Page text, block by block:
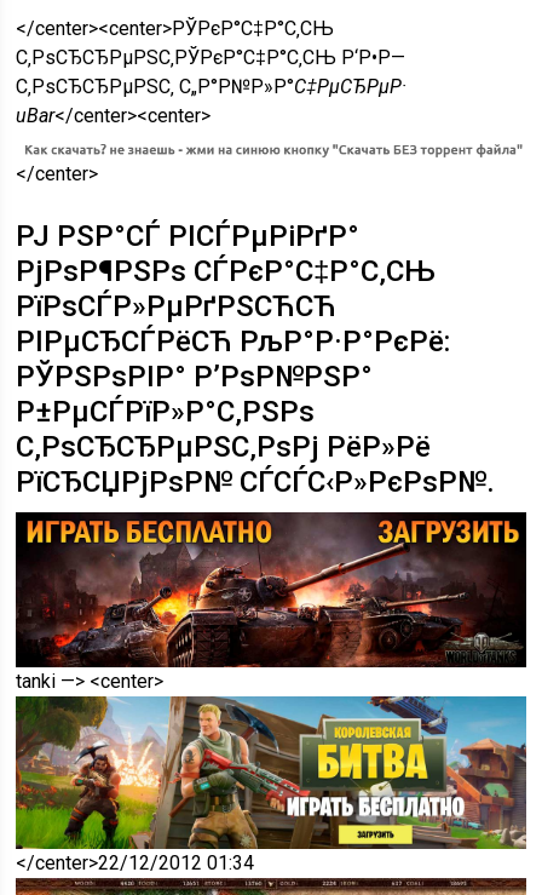
</center><center>РЎРєР°С‡Р°С‚СЊ
С‚РѕСЂСЂРµРЅС‚РЎРєР°С‡Р°С‚СЊ Р‘Р•Р—
С‚РѕСЂСЂРµРЅС‚ С„Р°Р№Р»Р°С‡РµСЂРµР·
uBar</center><center>
</center>
РЈ РЅР°СЃ РІСЃРµРіРґР°
РјРѕР¶РЅРѕ СЃРєР°С‡Р°С‚СЊ
РїРѕСЃР»РµРґРЅСЋСЋ
РІРµСЂСЃРёСЋ РљР°Р·Р°РєРё:
РЎРЅРѕРІР° Р’РѕР№РЅР°
Р±РµСЃРїР»Р°С‚РЅРѕ
С‚РѕСЂСЂРµРЅС‚РѕРј РёР»Рё
РїСЂСЏРјРѕР№ СЃСЃС‹Р»РєРѕР№.
tanki —> <center>
</center>22/12/2012 01:34